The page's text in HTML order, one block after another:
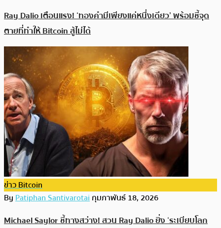
Ray Dalio เตือนแรง! ‘ทองคำมีเพียงแค่หนึ่งเดียว’ พร้อมชี้จุด
ตายที่ทำให้ Bitcoin สู้ไม่ได้
ข่าว Bitcoin
ByPatiphan Santivarotaiกุมภาพันธ์ 18, 2026
Michael Saylor ชี้ทางสว่าง! สวน Ray Dalio ยิ่ง ‘ระเบียบโลก